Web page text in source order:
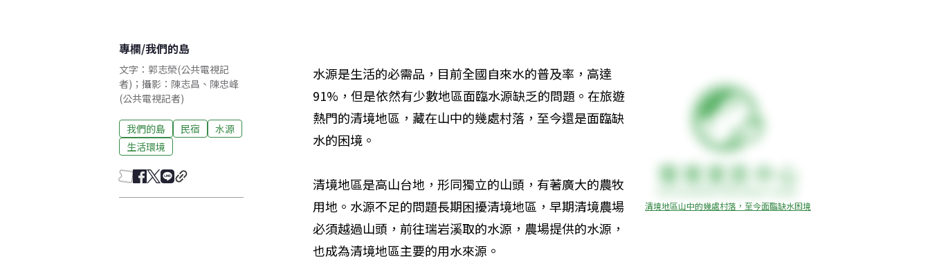
專欄/我們的島
文字：郭志榮(公共電視記
者)；攝影：陳志昌、陳忠峰
(公共電視記者)
我們的島 民宿
水源
生活環境
清境地區山中的幾處村落，至今面臨缺水困境
水源是生活的必需品，目前全國自來水的普及率，高達
91%，但是依然有少數地區面臨水源缺乏的問題。在旅遊
熱門的清境地區，藏在山中的幾處村落，至今還是面臨缺
水的困境。
清境地區是高山台地，形同獨立的山頭，有著廣大的農牧
用地。水源不足的問題長期困擾清境地區，早期清境農場
必須越過山頭，前往瑞岩溪取的水源，農場提供的水源，
也成為清境地區主要的用水來源。